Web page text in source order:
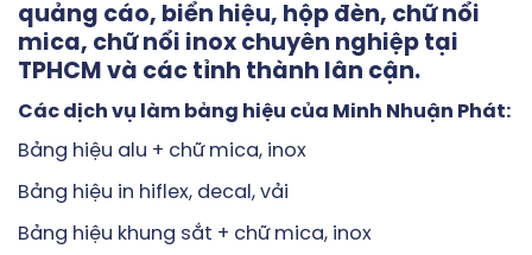
quảng cáo, biển hiệu, hộp đèn, chữ nổi
mica, chữ nổi inox chuyên nghiệp tại
TPHCM và các tỉnh thành lân cận.
Các dịch vụ làm bảng hiệu của Minh Nhuận Phát:
Bảng hiệu alu + chữ mica, inox
Bảng hiệu in hiflex, decal, vải
Bảng hiệu khung sắt + chữ mica, inox